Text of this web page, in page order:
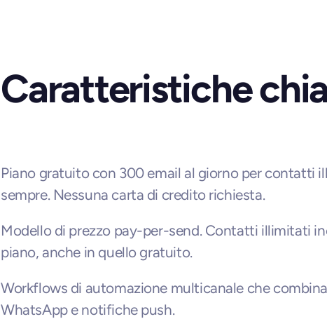
Caratteristiche
Piano gratuito con 300 email al giorno per contatti
sempre. Nessuna carta di credito richiesta.
Modello di prezzo pay-per-send. Contatti illimitati
piano, anche in quello gratuito.
Workflows di automazione multicanale che
WhatsApp e notifiche push.